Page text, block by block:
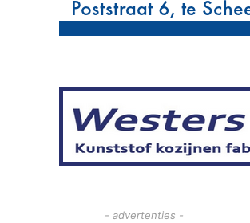
- advertenties -